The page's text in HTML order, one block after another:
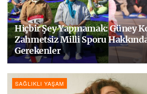
Hiçbir Şey Yapmamak: Güney
Zahmetsiz Milli Sporu
Gerekenler
SAĞLIKLI YAŞAM